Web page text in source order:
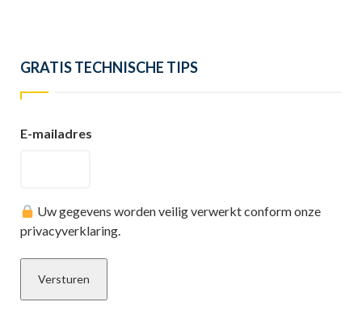
GRATIS TECHNISCHE TIPS
E-mailadres
Uw gegevens worden veilig verwerkt conform onze
privacyverklaring.